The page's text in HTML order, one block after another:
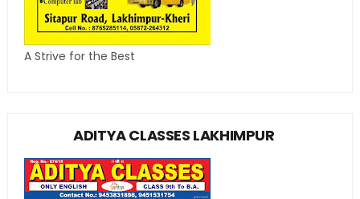
A Strive for the Best
ADITYA CLASSES LAKHIMPUR